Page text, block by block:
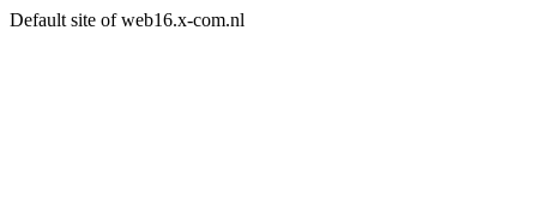
Default site of web16.x-com.nl